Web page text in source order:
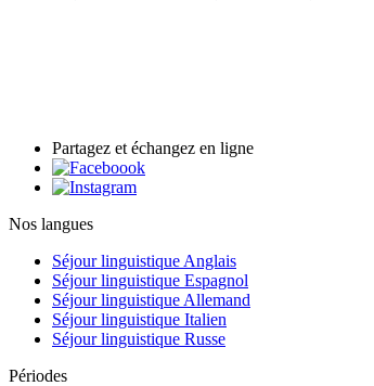
Partagez et échangez en ligne
Nos langues
Séjour linguistique Anglais
Séjour linguistique Espagnol
Séjour linguistique Allemand
Séjour linguistique Italien
Séjour linguistique Russe
Périodes